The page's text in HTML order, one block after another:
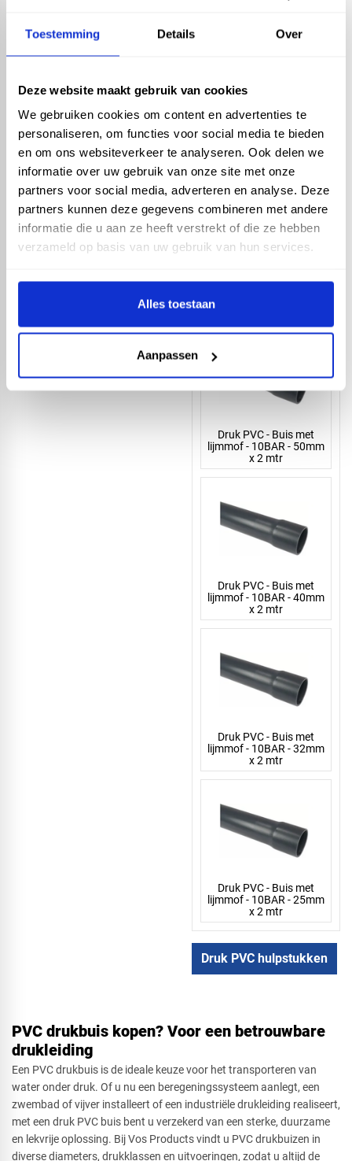
Toestemming Details Over
Deze website maakt gebruik van cookies
We gebruiken cookies om content en advertenties te
personaliseren, om functies voor social media te bieden
en om ons websiteverkeer te analyseren. Ook delen we
informatie over uw gebruik van onze site met onze
partners voor social media, adverteren en analyse. Deze
partners kunnen deze gegevens combineren met andere
informatie die u aan ze heeft verstrekt of die ze hebben
verzameld op basis van uw gebruik van hun services.
Alles toestaan
Aanpassen
Druk PVC - Buis met
x 2 mtr
Druk PVC - Buis met
Druk PVC - Buis met
lijmmof - 10BAR - 50mm
x 2 mtr
Druk PVC - Buis met
lijmmof - 10BAR - 40mm
x 2 mtr
Druk PVC - Buis met
lijmmof - 10BAR - 32mm
x 2 mtr
Druk PVC - Buis met
lijmmof - 10BAR - 25mm
x 2 mtr
Druk PVC hulpstukken
PVC drukbuis kopen? Voor een betrouwbare
drukleiding
Een PVC drukbuis is de ideale keuze voor het transporteren van
water onder druk. Of u nu een beregeningssysteem aanlegt, een
zwembad of vijver installeert of een industriële drukleiding realiseert,
met een druk PVC buis bent u verzekerd van een sterke, duurzame
en lekvrije oplossing. Bij Vos Products vindt u PVC drukbuizen in
diverse diameters, drukklassen en uitvoeringen, zodat u altijd de